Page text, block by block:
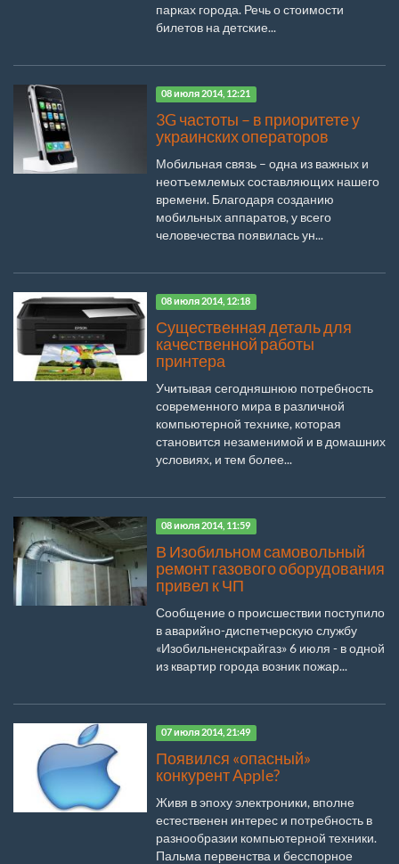
парках города. Речь о стоимости
билетов на детские...
08 июля 2014, 12:21
3G частоты – в приоритете у
украинских операторов
Мобильная связь – одна из важных и
неотъемлемых составляющих нашего
времени. Благодаря созданию
мобильных аппаратов, у всего
человечества появилась ун...
08 июля 2014, 12:18
Существенная деталь для
качественной работы
принтера
Учитывая сегодняшнюю потребность
современного мира в различной
компьютерной технике, которая
становится незаменимой и в домашних
условиях, и тем более...
08 июля 2014, 11:59
В Изобильном самовольный
ремонт газового оборудования
привел к ЧП
Сообщение о происшествии поступило
в аварийно-диспетчерскую службу
«Изобильненскрайгаз» 6 июля - в одной
из квартир города возник пожар...
07 июля 2014, 21:49
Появился «опасный»
конкурент Apple?
Живя в эпоху электроники, вполне
естественен интерес и потребность в
разнообразии компьютерной техники.
Пальма первенства и бесспорное